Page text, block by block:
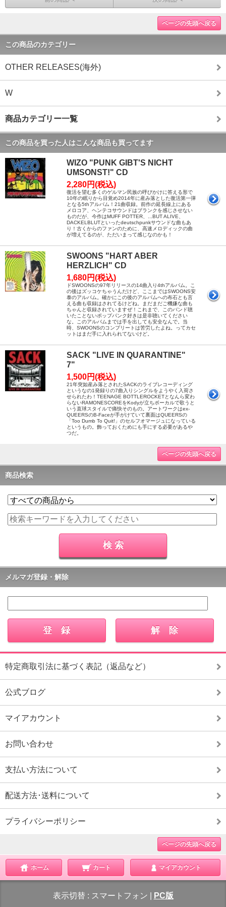
ページの先頭へ戻る
この商品のカテゴリー
OTHER RELEASES(海外)
W
商品カテゴリー一覧
この商品を買った人はこんな商品も買ってます
WIZO "PUNK GIBT'S NICHT
UMSONST!" CD
2,280円(税込)
復活を望む多くのゲルマン民族の呼びかけに答える形で
10年の眠りから目覚め2014年に産み落とした復活第一弾
となる5thアルバム！21曲収録。前作の延長線上にある
メロコア、ヘンテコサウンドはブランクを感じさせない
ものだが、今作はMUFF POTTER、...BUT ALIVE、
DACKELBLUTといったdeutschpunkサウンドな曲もあ
り！古くからのファンのために、高速メロディックの曲
が増えてるのが、ただいまって感じなのかも！
SWOONS "HART ABER
HERZLICH" CD
1,680円(税込)
ドSWOONSの97年リリースの14曲入り4thアルバム。こ
の後はズッコケちゃうんだけど、ここまではSWOONS安
泰のアルバム。確かにこの後のアルバムへの布石とも言
える曲も収録はされてるけどね。まだまだご機嫌な曲も
ちゃんと収録されていますぜ！これまで、このバンド聴
いたことないポップパンク好きは是非聴いてください
な。このアルバムまでは手を出しても安全なんで。当
時、SWOONSのコンプリートは苦労したよね。ってカセ
ットはまだ手に入れられてないけど。
SACK "LIVE IN QUARANTINE"
7"
1,500円(税込)
21年突如産み落とされたSACKのライブレコーディング
というなの1発録りの7曲入りシングルをようやく入荷さ
せられたわ！TEENAGE BOTTLEROCKETとなんら変わ
らないRAMONESCOREをKodyが立ちボーカルで歌うと
いう直球スタイルで痛快そのもの。アートワークはex-
QUEERSのB-Faceが手がけていて裏面はQUEERSの
「Too Dumb To Quit!」のセルフオマージュになっている
というもの。飾っておくためにも手にする必要があるや
つだ。
ページの先頭へ戻る
商品検索
メルマガ登録・解除
特定商取引法に基づく表記（返品など）
公式ブログ
マイアカウント
お問い合わせ
支払い方法について
配送方法･送料について
プライバシーポリシー
ページの先頭へ戻る
ホーム カート マイアカウント
表示切替 : スマートフォン PC版